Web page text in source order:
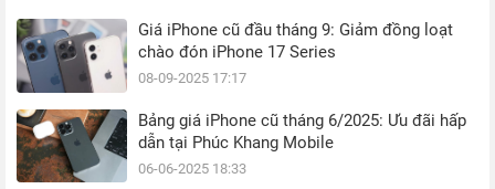
Giá iPhone cũ đầu tháng 9: Giảm đồng loạt
chào đón iPhone 17 Series
08-09-2025 17:17
Bảng giá iPhone cũ tháng 6/2025: Ưu đãi hấp
dẫn tại Phúc Khang Mobile
06-06-2025 18:33